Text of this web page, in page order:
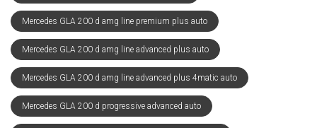
Mercedes GLA 200 d amg line premium plus auto
Mercedes GLA 200 d amg line advanced plus auto
Mercedes GLA 200 d amg line advanced plus 4matic auto
Mercedes GLA 200 d progressive advanced auto